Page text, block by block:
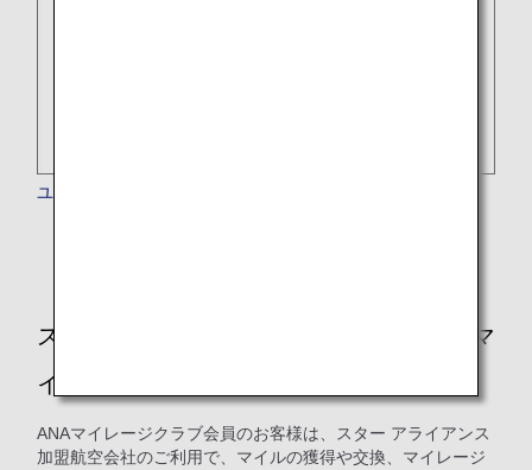
ユナイテッド航空
スター アライアンスのフライトでANAのマ
イルを貯める・使う
ANAマイレージクラブ会員のお客様は、スター アライアンス
加盟航空会社のご利用で、マイルの獲得や交換、マイレージ